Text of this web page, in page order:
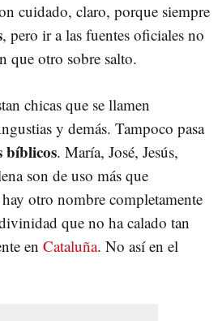
cuidado, claro, porque siempre
, pero ir a las fuentes oficiales no
que otro sobre salto.
chicas que se llamen
y demás. Tampoco pasa
bíblicos. María, José, Jesús,
son de uso más que
otro nombre completamente
que no ha calado tan
en Cataluña. No así en el